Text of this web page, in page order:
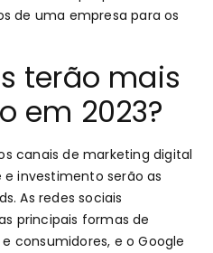
de uma empresa para os
terão mais
em 2023?
canais de marketing digital
investimento serão as
As redes sociais
principais formas de
consumidores, e o Google